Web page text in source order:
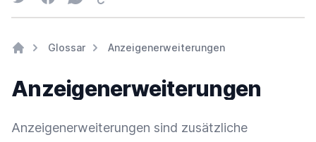
Glossar Anzeigenerweiterungen
Anzeigenerweiterungen
Anzeigenerweiterungen sind zusätzliche